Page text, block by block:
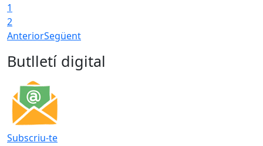
1
2
AnteriorSegüent
Butlletí digital
Subscriu-te